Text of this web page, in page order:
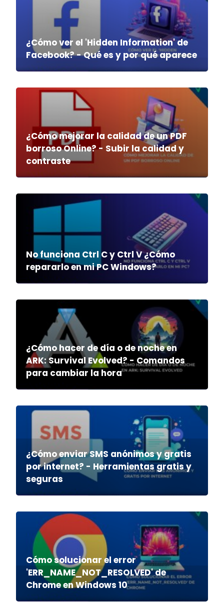
¿Cómo ver el 'Hidden Information' de
Facebook? - Qué es y por qué aparece
¿Cómo mejorar la calidad de un PDF
borroso Online? - Subir la calidad y
contraste
No funciona Ctrl C y Ctrl V ¿Cómo
repararlo en mi PC Windows?
¿Cómo hacer de día o de noche en
ARK: Survival Evolved? - Comandos
para cambiar la hora
¿Cómo enviar SMS anónimos y gratis
por internet? - Herramientas gratis y
seguras
Cómo solucionar el error
'ERR_NAME_NOT_RESOLVED' de
Chrome en Windows 10